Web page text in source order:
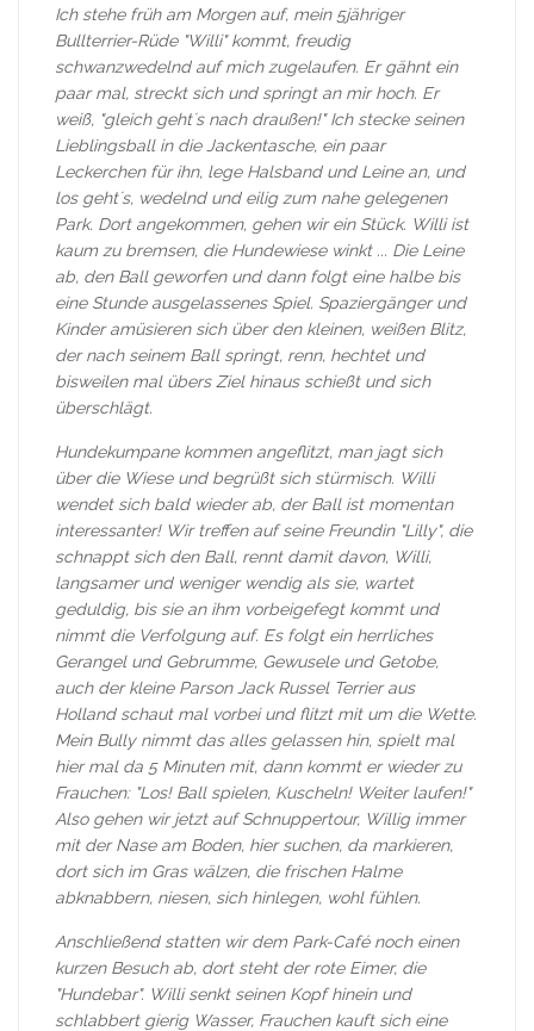
Ich stehe früh am Morgen auf, mein 5jähriger
Bullterrier-Rüde "Willi" kommt, freudig
schwanzwedelnd auf mich zugelaufen. Er gähnt ein
paar mal, streckt sich und springt an mir hoch. Er
weiß, "gleich geht´s nach draußen!" Ich stecke seinen
Lieblingsball in die Jackentasche, ein paar
Leckerchen für ihn, lege Halsband und Leine an, und
los geht´s, wedelnd und eilig zum nahe gelegenen
Park. Dort angekommen, gehen wir ein Stück. Willi ist
kaum zu bremsen, die Hundewiese winkt ... Die Leine
ab, den Ball geworfen und dann folgt eine halbe bis
eine Stunde ausgelassenes Spiel. Spaziergänger und
Kinder amüsieren sich über den kleinen, weißen Blitz,
der nach seinem Ball springt, renn, hechtet und
bisweilen mal übers Ziel hinaus schießt und sich
überschlägt.
Hundekumpane kommen angeflitzt, man jagt sich
über die Wiese und begrüßt sich stürmisch. Willi
wendet sich bald wieder ab, der Ball ist momentan
interessanter! Wir treffen auf seine Freundin "Lilly", die
schnappt sich den Ball, rennt damit davon, Willi,
langsamer und weniger wendig als sie, wartet
geduldig, bis sie an ihm vorbeigefegt kommt und
nimmt die Verfolgung auf. Es folgt ein herrliches
Gerangel und Gebrumme, Gewusele und Getobe,
auch der kleine Parson Jack Russel Terrier aus
Holland schaut mal vorbei und flitzt mit um die Wette.
Mein Bully nimmt das alles gelassen hin, spielt mal
hier mal da 5 Minuten mit, dann kommt er wieder zu
Frauchen: "Los! Ball spielen, Kuscheln! Weiter laufen!"
Also gehen wir jetzt auf Schnuppertour, Willig immer
mit der Nase am Boden, hier suchen, da markieren,
dort sich im Gras wälzen, die frischen Halme
abknabbern, niesen, sich hinlegen, wohl fühlen.
Anschließend statten wir dem Park-Café noch einen
kurzen Besuch ab, dort steht der rote Eimer, die
"Hundebar". Willi senkt seinen Kopf hinein und
schlabbert gierig Wasser, Frauchen kauft sich eine